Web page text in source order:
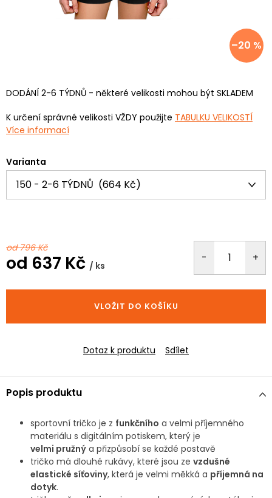
–20 %
DODÁNÍ 2-6 TÝDNŮ - některé velikosti mohou být SKLADEM
K určení správné velikosti VŽDY použijte TABULKU VELIKOSTÍ
Více informací
Varianta
od 796 Kč
od 637 Kč / ks
cena:
VLOŽIT DO KOŠÍKU
Dotaz k produktu Sdílet
Popis produktu
sportovní tričko je z funkčního a velmi příjemného
materiálu s digitálním potiskem, který je
velmi pružný a přizpůsobí se každé postavě
tričko má dlouhé rukávy, které jsou ze vzdušné
elastické síťoviny, která je velmi měkká a příjemná na
dotyk.